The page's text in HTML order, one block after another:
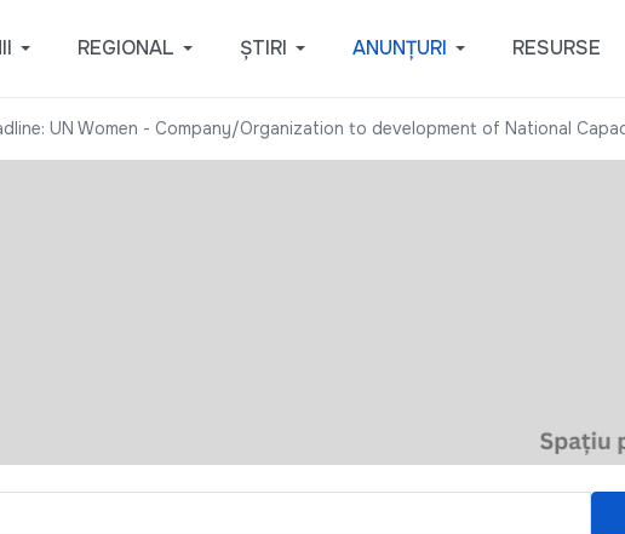
REGIONAL ȘTIRI ANUNȚURI RESURSE
UN Women - Company/Organization to development of National